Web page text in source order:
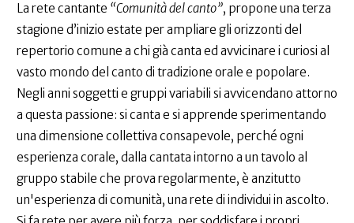
La rete cantante “Comunità del canto”, propone una terza
stagione d’inizio estate per ampliare gli orizzonti del
repertorio comune a chi già canta ed avvicinare i curiosi al
vasto mondo del canto di tradizione orale e popolare.
Negli anni soggetti e gruppi variabili si avvicendano attorno
a questa passione: si canta e si apprende sperimentando
una dimensione collettiva consapevole, perché ogni
esperienza corale, dalla cantata intorno a un tavolo al
gruppo stabile che prova regolarmente, è anzitutto
un'esperienza di comunità, una rete di individui in ascolto.